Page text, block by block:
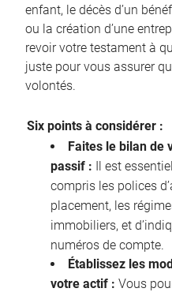
enfant, le décès d’un
ou la création d’une
revoir votre testament à
juste pour vous assurer
volontés.
Six points à considérer :
Faites le bilan de
passif : Il est
compris les polices
placement, les
immobiliers, et
numéros de compte.
Établissez les
votre actif : Vous